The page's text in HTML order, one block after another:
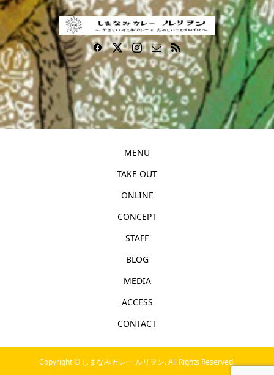
MENU
TAKE OUT
ONLINE
CONCEPT
STAFF
BLOG
MEDIA
ACCESS
CONTACT
Copyright © しまなみカレー ルリヲン. All Rights Reserved.